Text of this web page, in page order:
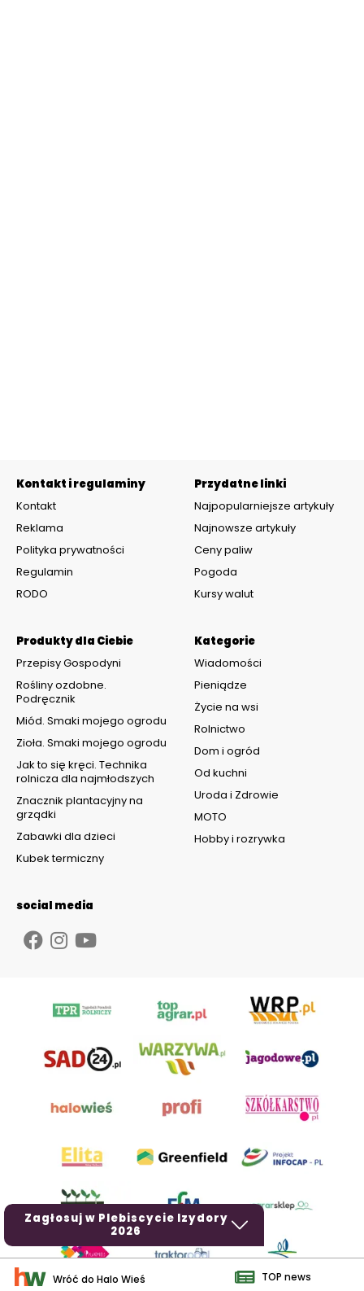
Zagłosuj w Plebiscycie Izydory
2026
Kontakt i regulaminy
Kontakt
Reklama
Polityka prywatności
Regulamin
RODO
Kategorie
Wiadomości
Pieniądze
Życie na wsi
Rolnictwo
Dom i ogród
Od kuchni
Uroda i Zdrowie
MOTO
Hobby i rozrywka
Produkty dla Ciebie
Przepisy Gospodyni
Rośliny ozdobne.
Podręcznik
Miód. Smaki mojego ogrodu
Zioła. Smaki mojego ogrodu
Jak to się kręci. Technika
rolnicza dla najmłodszych
Znacznik plantacyjny na
grządki
Zabawki dla dzieci
Kubek termiczny
Przydatne linki
Najpopularniejsze artykuły
Najnowsze artykuły
Ceny paliw
Pogoda
Kursy walut
social media
Wróć do Halo Wieś TOP news